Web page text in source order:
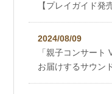
【プレイガイド
2024/08/09
「親子コンサー
お届けするサウン